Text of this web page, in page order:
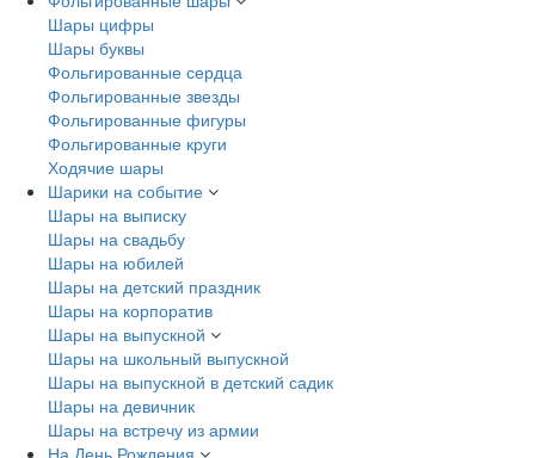
Шары цифры
Шары буквы
Фольгированные сердца
Фольгированные звезды
Фольгированные фигуры
Фольгированные круги
Ходячие шары
Шарики на событие
Шары на выписку
Шары на свадьбу
Шары на юбилей
Шары на детский праздник
Шары на корпоратив
Шары на выпускной
Шары на школьный выпускной
Шары на выпускной в детский садик
Шары на девичник
Шары на встречу из армии
На День Рождения